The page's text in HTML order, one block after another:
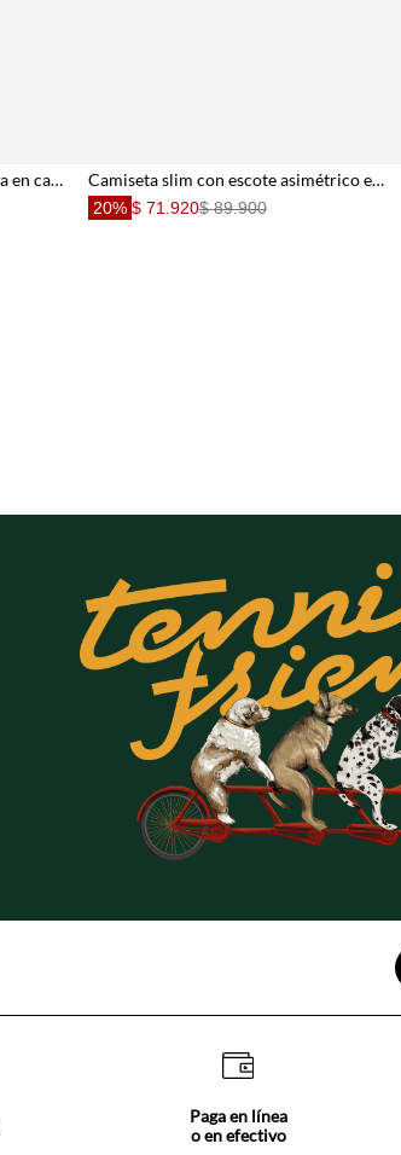
Camiseta relaxed fit manga corta en café para mujer Camiseta slim con escote asimétrico en algodón blanco para mujer
20% $ 71.920$ 89.900
Paga en línea
o en efectivo